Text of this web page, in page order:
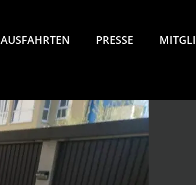
AUSFAHRTEN PRESSE